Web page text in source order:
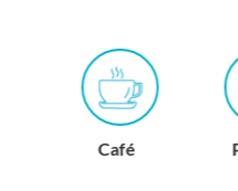
Café